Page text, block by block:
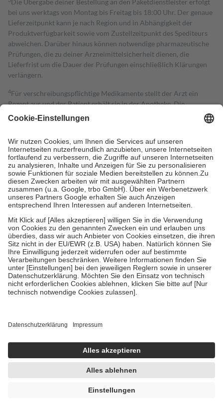
Die Übergabe deiner Bestellung an den Paketdienstleister erfolgt
bei uns werktags von Montag bis Freitag bis 18:00 Uhr. Der genaue
Lieferzeitpunkt kann je nach Region und in Abhängigkeit der
Produktverfügbarkeit sowie vom Zustellzeitpunkt des Spediteurs
abweichen. Darüber hinaus können notwendige pharmazeutische
Prüfungen, die zu deiner Arzneimittelsicherheit dienen, die
Lieferfrist um die Dauer der Prüfungen einschließlich Klärungen
verlängern.
4Für verschreibungspflichtige Medikamente stellt der Arzt ein
Rezept aus und der Patient erhält sie in der Apotheke. Die
gesetzliche Krankenversicherung übernimmt in der Regel die
Kosten dafür, der Versicherte trägt einen Teil davon als Zuzahlung
Grundsätzlich leisten Mitglieder Zuzahlungen in Höhe von zehn
Prozent des Abgabepreises,mindestens jedochfünf Euround
höchstens zehn Euro.Es sind jedoch nie mehr als die tatsächlichen
Kosten der Leistung zu entrichten.
Diese Regeln gelten grundsätzlich auch für Online-Apotheken.
Bei Heilmitteln und häuslicher Krankenpflege beträgt die
Zuzahlung zehn Prozent der Kosten sowie zehn Euro je
Verordnung.
Um das Engagement der Versicherten für ihre eigene Gesundheit zu
stärken und die besondere Stellung der Familie zu unterstützen,
fallenkeine Zuzahlungenan bei:
• Kindern und Jugendlichen bis zum vollendeten 18. Lebensjahr
mit Ausnahme der Fahrkosten
• Untersuchungen zur Vorsorge und Früherkennung, die von der
GKV getragen werden
Einholung von Bewertungen. Trusted Shops hat Maßnahmen
getroffen, um sicherzustellen, dass es sich um echte Bewertungen
handelt. Mehr Informationen findest du hier:
https://help.etrusted.com/hc/de/articles/4419944605341